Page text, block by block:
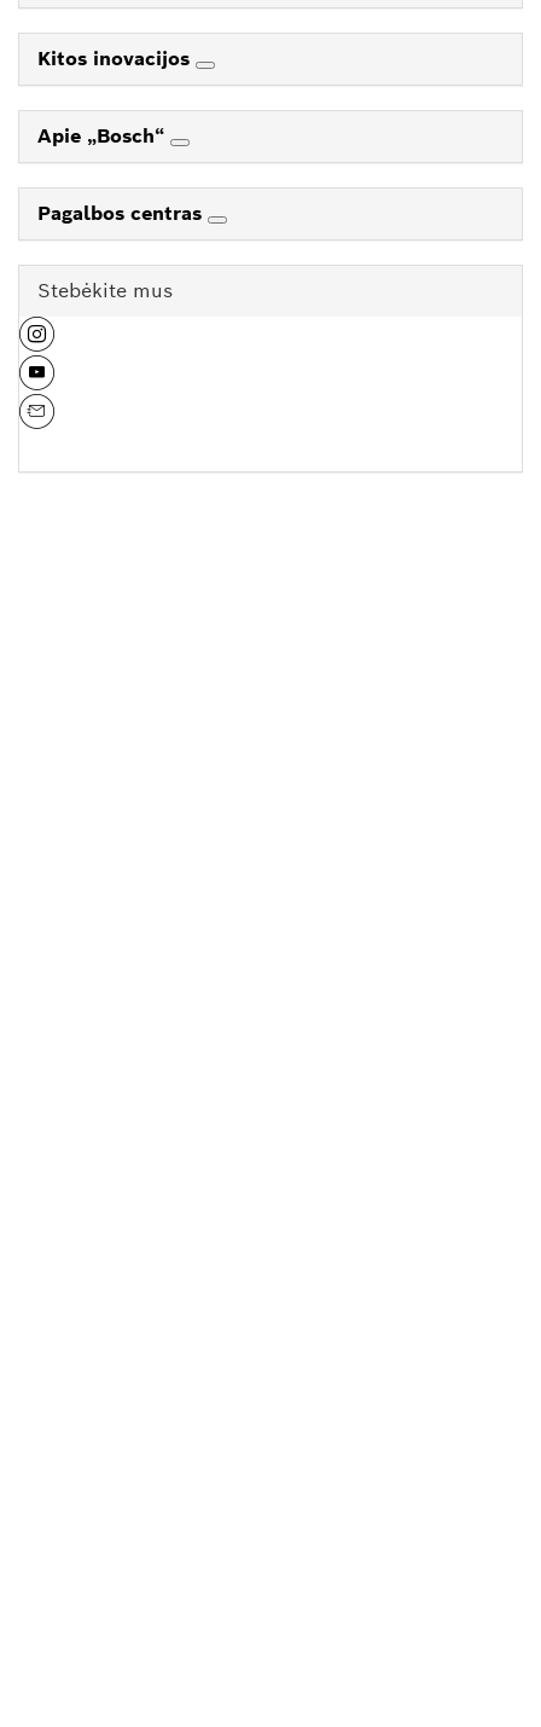
Kitos inovacijos
Apie „Bosch“
Pagalbos centras
Stebėkite mus